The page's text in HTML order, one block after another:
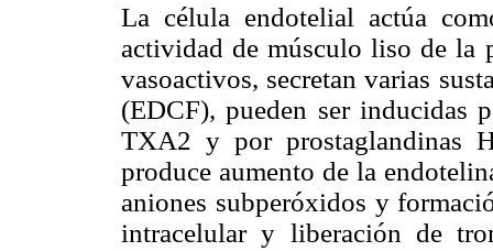
La célula endotelial actúa
actividad de músculo liso de la
vasoactivos, secretan varias
(EDCF), pueden ser inducidas
TXA2 y por prostaglandinas
produce aumento de la
aniones subperóxidos y
intracelular y liberación de